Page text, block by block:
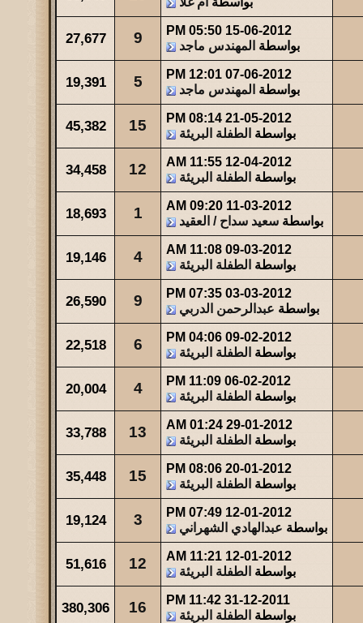
المشاهدات آخر مشاركة
34437 آخر رد:
المشاهدات آخر مشاركة
49
44024 آخر رد:والله حالة ...
المشاهدات
47543 آخر رد: عبدالله بن مفرح
15-06-2012
05:50 PM
بواسطة المهندس ماجد 9
27,677
07-06-2012
12:01 PM
بواسطة المهندس ماجد 5
19,391
21-05-2012
08:14 PM
بواسطة الطفلة البريئة 15
45,382
12-04-2012
11:55 AM
بواسطة الطفلة البريئة 12
34,458
11-03-2012
09:20 AM
بواسطة سعيد سداح / العقيد 1
18,693
09-03-2012
11:08 AM
بواسطة الطفلة البريئة 4
19,146
03-03-2012
07:35 PM
بواسطة عبدالرحمن الدربي 9
26,590
09-02-2012
04:06 PM
بواسطة الطفلة البريئة 6
22,518
06-02-2012
11:09 PM
بواسطة الطفلة البريئة 4
20,004
29-01-2012
01:24 AM
بواسطة الطفلة البريئة 13
33,788
20-01-2012
08:06 PM
بواسطة الطفلة البريئة 15
35,448
12-01-2012
07:49 PM
بواسطة عبدالهادي الشهراني 3
19,124
12-01-2012
11:21 AM
بواسطة الطفلة البريئة 12
51,616
31-12-2011
11:42 PM
بواسطة الطفلة البريئة 16
380,306